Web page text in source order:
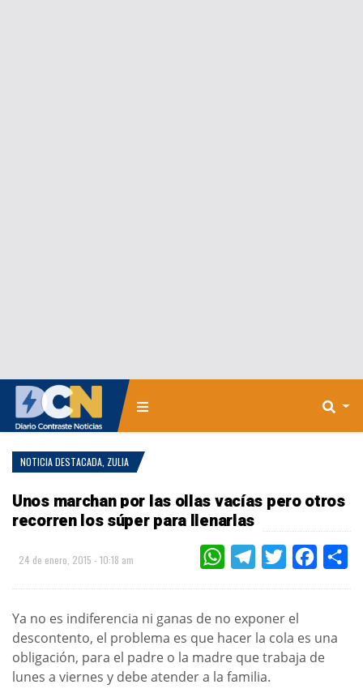
NOTICIA DESTACADA ZULIA
Unos marchan por las ollas vacías pero otros
recorren los súper para llenarlas
24 de enero, 2015 - 10:18 am WHATSAPPTELEGRAMTWITTER
Ya no es indiferencia ni ganas de no exponer el
descontento, el problema es que hacer la cola es una
obligación, para el padre o la madre que trabaja de
lunes a viernes y debe atender a la familia.